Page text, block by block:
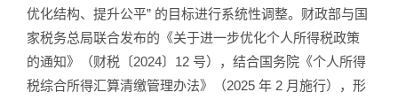
优化结构、提升公平” 的目标进行系统性调整。财政部与国
家税务总局联合发布的《关于进一步优化个人所得税政策
的通知》（财税〔2024〕12 号），结合国务院《个人所得
税综合所得汇算清缴管理办法》（2025 年 2 月施行），形